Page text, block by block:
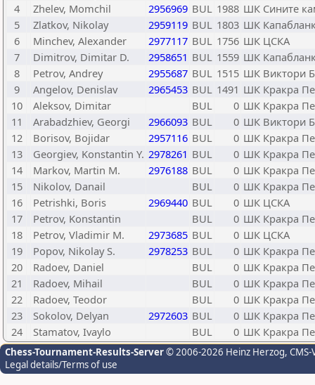
4
Zhelev, Momchil 2956969 BUL 1988 ШК Сините
5
Zlatkov, Nikolay 2959119 BUL 1803 ШК
6
Minchev, Alexander 2977117 BUL 1756 ШК ЦСКА
7
Dimitrov, Dimitar D. 2958651 BUL 1559 ШК
8
Petrov, Andrey 2955687 BUL 1515 ШК Виктори
9
Angelov, Denislav 2965453 BUL 1491 ШК Кракра
10
Aleksov, Dimitar BUL 0 ШК Кракра
11
Arabadzhiev, Georgi 2966093 BUL 0 ШК Виктори
12
Borisov, Bojidar 2957116 BUL 0 ШК Кракра
13
Georgiev, Konstantin Y. 2978261 BUL 0 ШК Кракра
14
Markov, Martin M. 2976188 BUL 0 ШК Кракра
15
Nikolov, Danail BUL 0 ШК Кракра
16
Petrishki, Boris 2969440 BUL 0 ШК ЦСКА
17
Petrov, Konstantin BUL 0 ШК Кракра
18
Petrov, Vladimir M. 2973685 BUL 0 ШК ЦСКА
19
Popov, Nikolay S. 2978253 BUL 0 ШК Кракра
20
Radoev, Daniel BUL 0 ШК Кракра
21
Radoev, Mihail BUL 0 ШК Кракра
22
Radoev, Teodor BUL 0 ШК Кракра
23
Sokolov, Delyan 2972603 BUL 0 ШК Кракра
24
Stamatov, Ivaylo BUL 0 ШК Кракра
Chess-Tournament-Results-Server© 2006-2026 Heinz Herzog,
Legal details/Terms of use